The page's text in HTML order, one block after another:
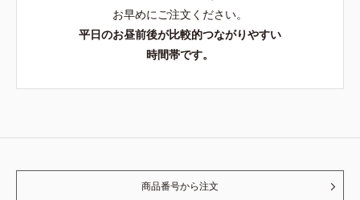
お早めにご注文ください。
平日のお昼前後が比較的つながりやすい
時間帯です。
商品番号から注文